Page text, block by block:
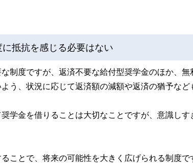
抵抗を感じる必要はない
制度ですが、返済不要な給付型奨学金のほか、
う、状況に応じて返済額の減額や返済の猶予など
学金を借りることは大切なことですが、意識し
ことで、将来の可能性を大きく広げられる制度